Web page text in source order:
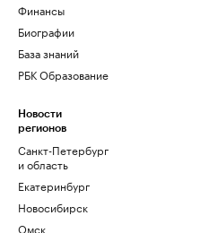
Финансы
Биографии
База знаний
РБК Образование
Новости
регионов
Санкт-Петербург
и область
Екатеринбург
Новосибирск
Омск